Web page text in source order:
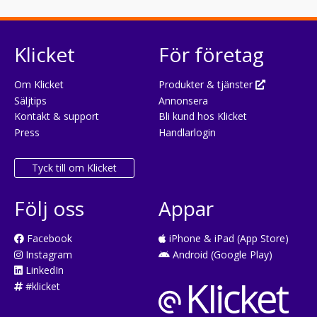
Klicket
Om Klicket
Säljtips
Kontakt & support
Press
Tyck till om Klicket
För företag
Produkter & tjänster
Annonsera
Bli kund hos Klicket
Handlarlogin
Följ oss
Facebook
Instagram
LinkedIn
#klicket
Appar
iPhone & iPad (App Store)
Android (Google Play)